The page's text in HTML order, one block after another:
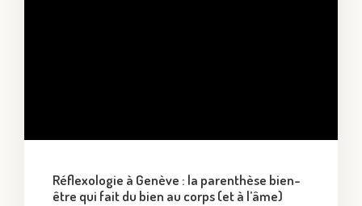
Réflexologie à Genève : la parenthèse bien-
être qui fait du bien au corps (et à l’âme)